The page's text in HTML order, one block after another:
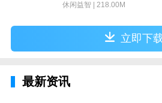
休闲益智 | 218.00M
立即下
最新资讯